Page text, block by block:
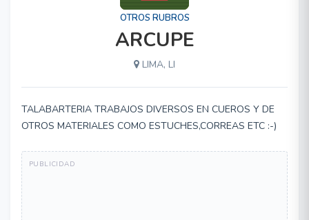
OTROS RUBROS
ARCUPE
LIMA, LI
TALABARTERIA TRABAJOS DIVERSOS EN CUEROS Y DE
OTROS MATERIALES COMO ESTUCHES,CORREAS ETC :-)